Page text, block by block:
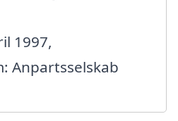
1997,
Anpartsselskab